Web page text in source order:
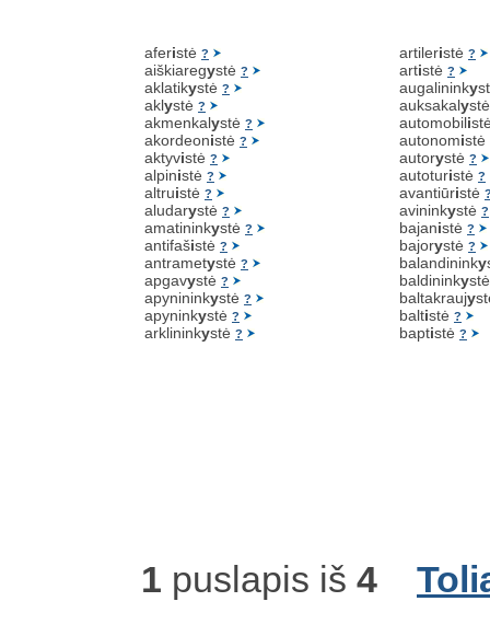
aferistė ?
aiškiaregystė ?
aklatikystė ?
aklystė ?
akmenkalystė ?
akordeonistė ?
aktyvistė ?
alpinistė ?
altruistė ?
aludarystė ?
amatininkystė ?
antifašistė ?
antrametystė ?
apgavystė ?
apynininkystė ?
apyninkystė ?
arklininkystė ?
artileristė ?
artistė ?
augalininky
auksakaly
automobili
autonomistė
autorystė ?
autoturistė ?
avantiūristė
avininkystė ?
bajanistė ?
bajorystė ?
balandininky
baldininky
baltakraujy
baltistė ?
baptistė ?
1 puslapis iš 4